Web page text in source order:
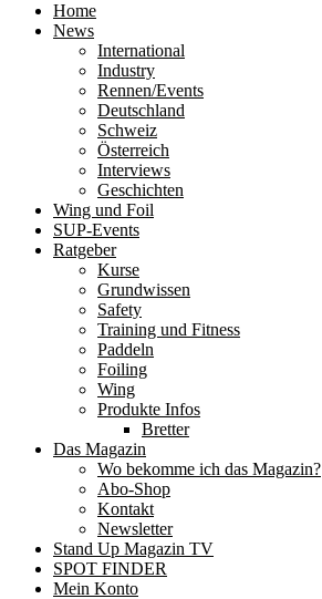
Home
News
International
Industry
Rennen/Events
Deutschland
Schweiz
Österreich
Interviews
Geschichten
Wing und Foil
SUP-Events
Ratgeber
Kurse
Grundwissen
Safety
Training und Fitness
Paddeln
Foiling
Wing
Produkte Infos
Bretter
Das Magazin
Wo bekomme ich das Magazin?
Abo-Shop
Kontakt
Newsletter
Stand Up Magazin TV
SPOT FINDER
Mein Konto